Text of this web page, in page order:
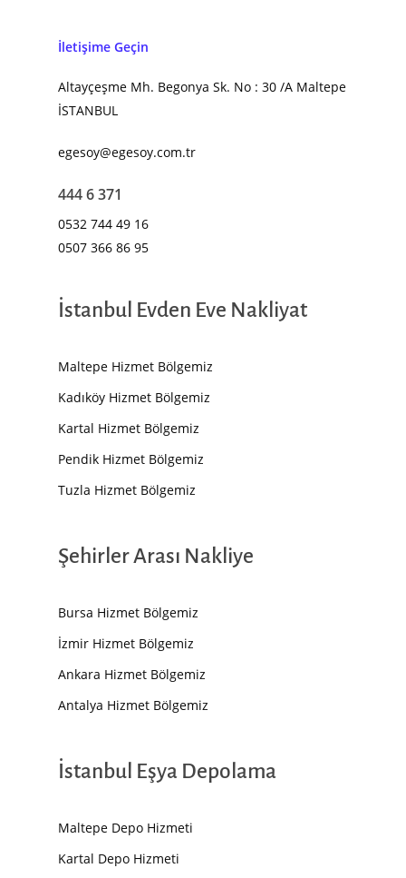
İletişime Geçin
Altayçeşme Mh. Begonya Sk. No : 30 /A Maltepe
İSTANBUL
egesoy@egesoy.com.tr
444 6 371
0532 744 49 16
0507 366 86 95
İstanbul Evden Eve Nakliyat
Maltepe Hizmet Bölgemiz
Kadıköy Hizmet Bölgemiz
Kartal Hizmet Bölgemiz
Pendik Hizmet Bölgemiz
Tuzla Hizmet Bölgemiz
Şehirler Arası Nakliye
Bursa Hizmet Bölgemiz
İzmir Hizmet Bölgemiz
Ankara Hizmet Bölgemiz
Antalya Hizmet Bölgemiz
İstanbul Eşya Depolama
Maltepe Depo Hizmeti
Kartal Depo Hizmeti